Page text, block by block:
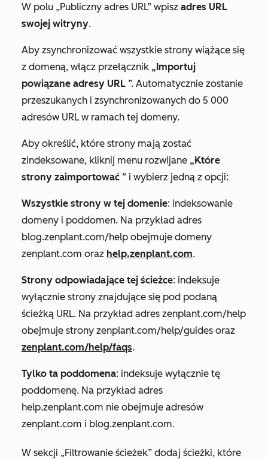
W polu „Publiczny adres URL” wpisz adres URL
swojej witryny.
Aby zsynchronizować wszystkie strony wiążące się
z domeną, włącz przełącznik „Importuj
powiązane adresy URL ”. Automatycznie zostanie
przeszukanych i zsynchronizowanych do 5 000
adresów URL w ramach tej domeny.
Aby określić, które strony mają zostać
zindeksowane, kliknij menu rozwijane „Które
strony zaimportować ” i wybierz jedną z opcji:
Wszystkie strony w tej domenie: indeksowanie
domeny i poddomen. Na przykład adres
blog.zenplant.com/help obejmuje domeny
zenplant.com oraz help.zenplant.com.
Strony odpowiadające tej ścieżce: indeksuje
wyłącznie strony znajdujące się pod podaną
ścieżką URL. Na przykład adres zenplant.com/help
obejmuje strony zenplant.com/help/guides oraz
zenplant.com/help/faqs.
Tylko ta poddomena: indeksuje wyłącznie tę
poddomenę. Na przykład adres
help.zenplant.com nie obejmuje adresów
zenplant.com i blog.zenplant.com.
W sekcji „Filtrowanie ścieżek” dodaj ścieżki, które